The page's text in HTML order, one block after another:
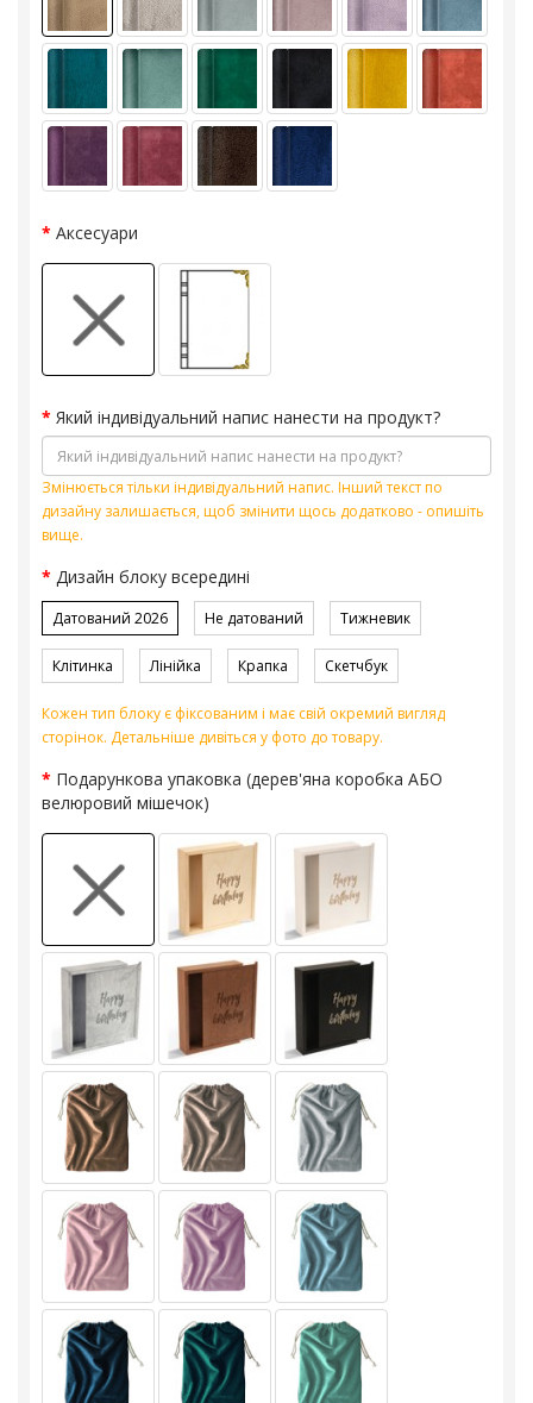
Аксесуари
Який індивідуальний напис нанести на продукт?
Змінюється тільки індивідуальний напис. Інший текст по
дизайну залишається, щоб змінити щось додатково - опишіть
вище.
Дизайн блоку всередині
Датований 2026 Не датований Тижневик
Клітинка Лінійка Крапка Скетчбук
Кожен тип блоку є фіксованим і має свій окремий вигляд
сторінок. Детальніше дивіться у фото до товару.
Подарункова упаковка (дерев'яна коробка АБО
велюровий мішечок)